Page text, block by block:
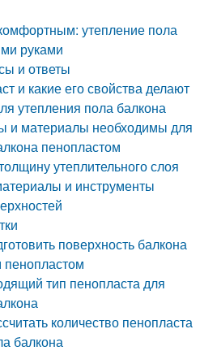
утепление пола
руками
и ответы
и какие его свойства делают
утепления пола балкона
и материалы необходимы для
пенопластом
утеплительного слоя
и инструменты
поверхность балкона
пенопластом
тип пенопласта для
количество пенопласта
балкона